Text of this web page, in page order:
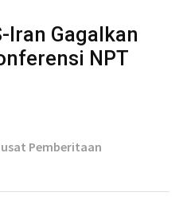
Iran Gagalkan
NPT
Pemberitaan